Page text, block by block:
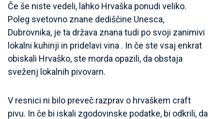
Če še niste vedeli, lahko Hrvaška ponudi veliko.
Poleg svetovno znane dediščine Unesca,
Dubrovnika, je ta država znana tudi po svoji zanimivi
lokalni kuhinji in pridelavi vina . In če ste vsaj enkrat
obiskali Hrvaško, ste morda opazili, da obstaja
sveženj lokalnih pivovarn.
V resnici ni bilo preveč razprav o hrvaškem craft
pivu. In če bi iskali zgodovinske podatke, bi odkrili, da